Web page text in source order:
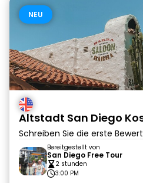
NEU
Altstadt San Diego
Schreiben Sie die erste
Bereitgestellt von
San Diego Free Tour
2 stunden
3:00 PM